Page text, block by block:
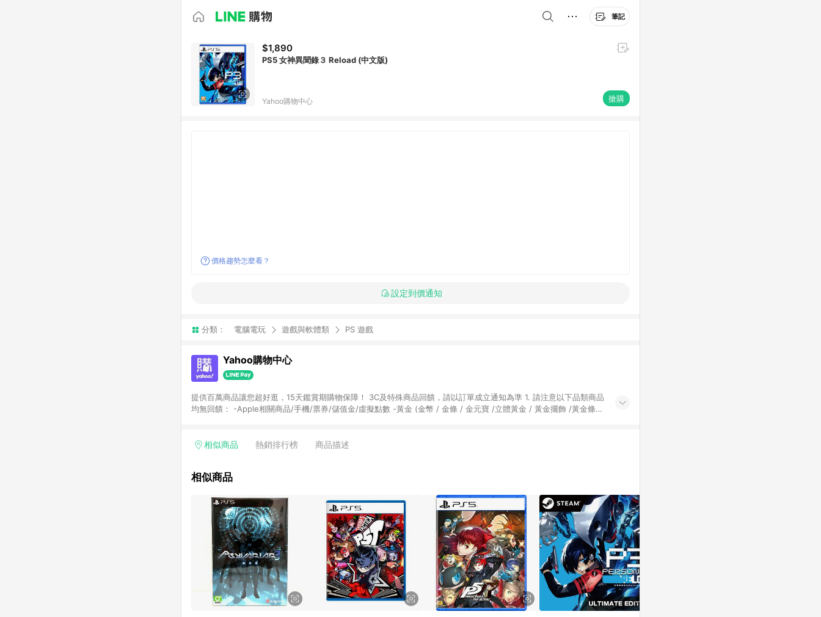
筆記
$1,890
PS5 女神異聞錄３ Reload (中文版)
Yahoo購物中心 搶購
價格趨勢怎麼看？
設定到價通知
分類： 電腦電玩 遊戲與軟體類 PS 遊戲
Yahoo購物中心
提供百萬商品讓您超好逛，15天鑑賞期購物保障！ 3C及特殊商品回饋，請以訂單成立通知為準 1. 請注意以下品類商品
均無回饋： -Apple相關商品/手機/票券/儲值金/虛擬點數 -黃金 (金幣 / 金條 / 金元寶 /立體黃金 / 黃金擺飾 /黃金條
Yahoo超贈點回饋者 - 購物中心商店之商品：商品賣場中有標示「商店」及顯示商店名稱者(指定活動店家除外) 3. 訂
相似商品 熱銷排行榜 商品描述
相似商品